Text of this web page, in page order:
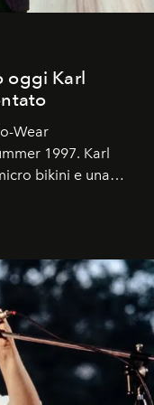
oggi Karl
Wear
1997. Karl
bikini e una
Trent'anni dopo,
che abbiamo.